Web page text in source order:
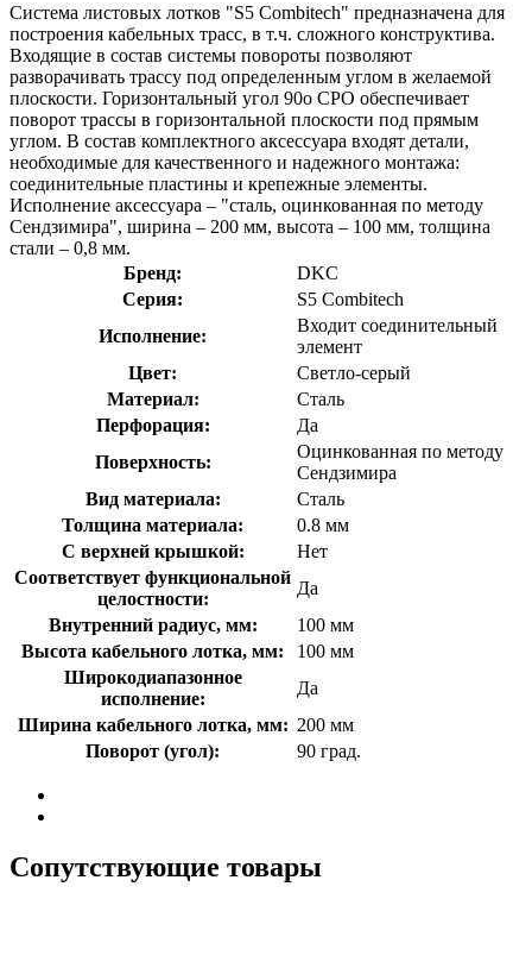
Система листовых лотков "S5 Combitech" предназначена для
построения кабельных трасс, в т.ч. сложного конструктива.
Входящие в состав системы повороты позволяют
разворачивать трассу под определенным углом в желаемой
плоскости. Горизонтальный угол 90о СРО обеспечивает
поворот трассы в горизонтальной плоскости под прямым
углом. В состав комплектного аксессуара входят детали,
необходимые для качественного и надежного монтажа:
соединительные пластины и крепежные элементы.
Исполнение аксессуара – "сталь, оцинкованная по методу
Сендзимира", ширина – 200 мм, высота – 100 мм, толщина
стали – 0,8 мм.
Бренд:
DKC
Серия:
S5 Combitech
Исполнение:
Входит соединительный
элемент
Цвет:
Светло-серый
Материал:
Сталь
Перфорация:
Да
Поверхность:
Оцинкованная по методу
Сендзимира
Вид материала:
Сталь
Толщина материала:
0.8 мм
С верхней крышкой:
Нет
Соответствует функциональной
целостности:
Да
Внутренний радиус, мм:
100 мм
Высота кабельного лотка, мм:
100 мм
Широкодиапазонное
исполнение:
Да
Ширина кабельного лотка, мм: 200 мм
Поворот (угол):
90 град.
Сопутствующие товары